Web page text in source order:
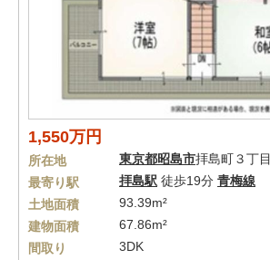
1,550万円
所在地 東京都昭島市拝島町３丁目
最寄り駅
拝島駅 徒歩19分 青梅線
土地面積
93.39m²
建物面積
67.86m²
間取り
3DK